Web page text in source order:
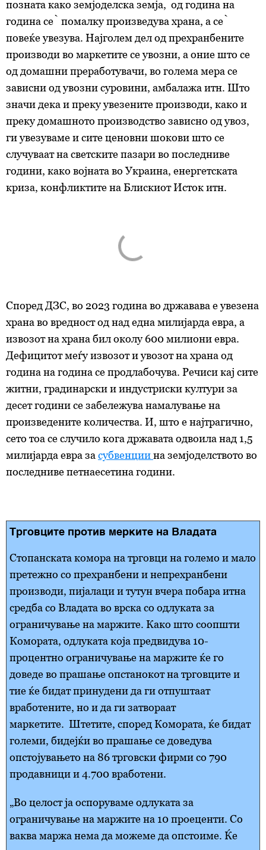
позната како земјоделска земја, од година на
година сѐ помалку произведува храна, а сѐ
повеќе увезува. Најголем дел од прехранбените
производи во маркетите се увозни, а оние што се
од домашни преработувачи, во голема мера се
зависни од увозни суровини, амбалажа итн. Што
значи дека и преку увезените производи, како и
преку домашното производство зависно од увоз,
ги увезуваме и сите ценовни шокови што се
случуваат на светските пазари во последниве
години, како војната во Украина, енергетската
криза, конфликтите на Блискиот Исток итн.
Според ДЗС, во 2023 година во државава е увезена
храна во вредност од над една милијарда евра, а
извозот на храна бил околу 600 милиони евра.
Дефицитот меѓу извозот и увозот на храна од
година на година се продлабочува. Речисикај сите
житни, градинарски и индустриски култури за
десет години се забележува намалување на
произведените количества. И, што е најтрагично,
сето тоа се случило кога државата одвоила над 1,5
милијарда евра засубвенциина земјоделството во
последниве петнаесетина години.
Трговците против мерките на Владата
Стопанската комора на трговци на големо и мало
претежно со прехранбени и непрехранбени
производи, пијалаци и тутун вчера побара итна
средба со Владата во врска со одлуката за
ограничување на маржите. Како што соопшти
Комората, одлуката која предвидува 10-
процентно ограничување на маржите ќе го
доведе во прашање опстанокот на трговците и
тие ќе бидат принудени да ги отпуштаат
вработените, но и да ги затвораат
маркетите. Штетите, според Комората, ќе бидат
големи, бидејќи во прашање се доведува
опстојувањето на 86 трговски фирми со 790
продавници и 4.700 вработени.
„Во целост ја оспоруваме одлуката за
ограничување на маржите на 10 проеценти. Со
ваква маржа нема да можеме да опстоиме. Ќе